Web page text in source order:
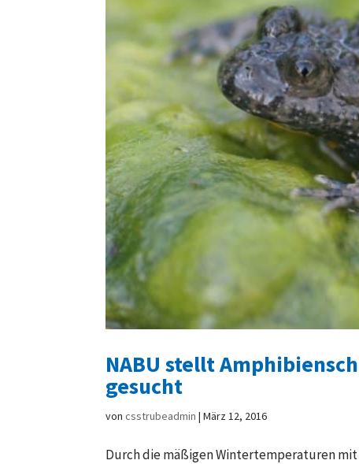
NABU stellt
gesucht
voncsstrubeadmin |März 12, 2016
Durch die mäßigen Wintertemperaturen